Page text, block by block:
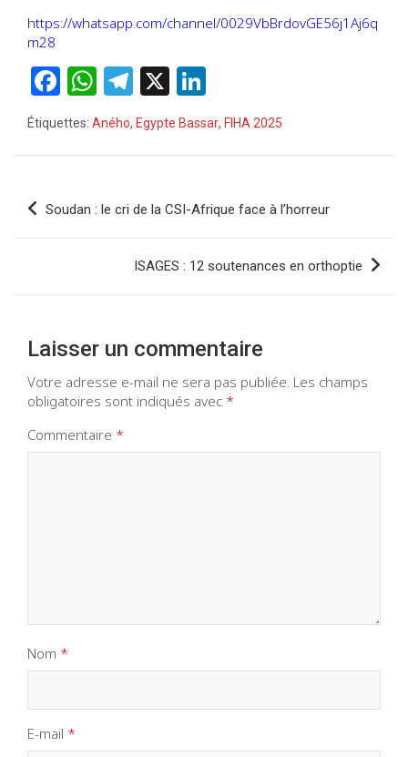
https://whatsapp.com/channel/0029VbBrdovGE56j1Aj6q
m28
F
a
ce
o
W
h
at
A
T
el
e
a
X
ke
n
Étiquettes: Aného, Egypte Bassar, FIHA 2025
Navigation
Soudan : le cri de la CSI-Afrique face à l’horreur
ISAGES : 12 soutenances en orthoptie
Laisser un commentaire
Votre adresse e-mail ne sera pas publiée. Les champs
obligatoires sont indiqués avec *
Commentaire *
Nom *
E-mail *